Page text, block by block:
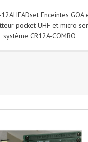
Consoles Sono Et Studio
Consoles Numériques
Boules À Facettes
Déco Light
12AHEADset Enceintes GOA
pocket UHF et micro
système CR12A-COMBO